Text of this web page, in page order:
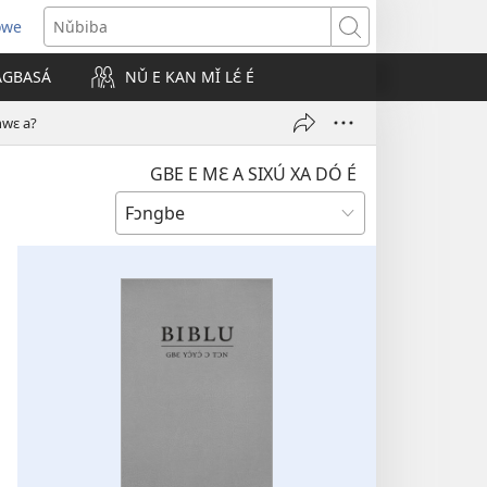
Nǔbiba
NǓ E KAN MǏ LƐ́ É
a?
GBE E MƐ A SIXÚ XA DÓ É